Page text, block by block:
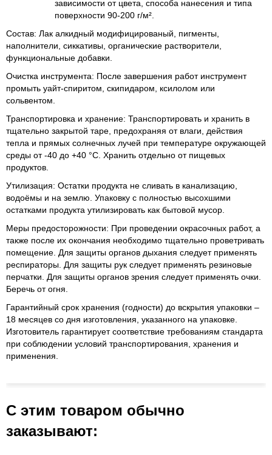
зависимости от цвета, способа нанесения и типа
поверхности 90-200 г/м².
Состав: Лак алкидный модифицированый, пигменты,
наполнители, сиккативы, органические растворители,
функциональные добавки.
Очистка инструмента: После завершения работ инструмент
промыть уайт-спиритом, скипидаром, ксилолом или
сольвентом.
Транспортировка и хранение: Транспортировать и хранить в
тщательно закрытой таре, предохраняя от влаги, действия
тепла и прямых солнечных лучей при температуре окружающей
среды от -40 до +40 °С. Хранить отдельно от пищевых
продуктов.
Утилизация: Остатки продукта не сливать в канализацию,
водоёмы и на землю. Упаковку с полностью высохшими
остатками продукта утилизировать как бытовой мусор.
Меры предосторожности: При проведении окрасочных работ, а
также после их окончания необходимо тщательно проветривать
помещение. Для защиты органов дыхания следует применять
респираторы. Для защиты рук следует применять резиновые
перчатки. Для защиты органов зрения следует применять очки.
Беречь от огня.
Гарантийный срок хранения (годности) до вскрытия упаковки –
18 месяцев со дня изготовления, указанного на упаковке.
Изготовитель гарантирует соответствие требованиям стандарта
при соблюдении условий транспортирования, хранения и
применения.
С этим товаром обычно
заказывают: